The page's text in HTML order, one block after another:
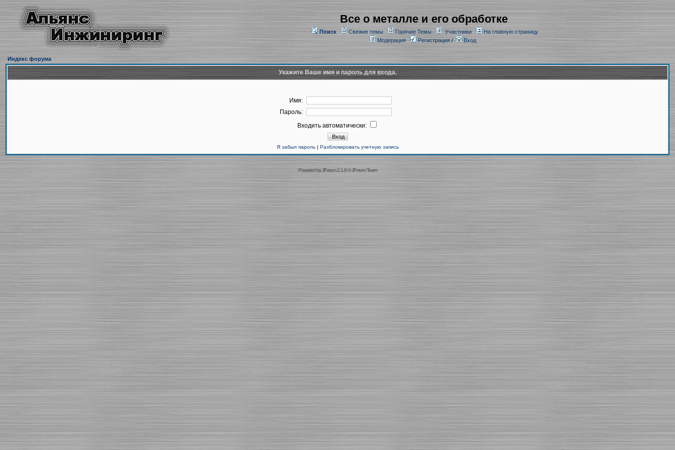
Все о металле и его обработке
Поиск Свежие темы Горячие Темы Участники
На главную страницу
Модерация
Регистрация/ Вход
Индекс форума
Укажите Ваше имя и пароль для входа.
Имя:
Пароль:
Входить автоматически:
Я забыл пароль| Разблокировать учетную запись
Powered byJForum 2.1.9©JForum Team